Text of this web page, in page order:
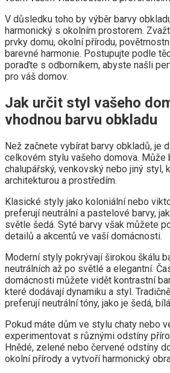
V důsledku toho by výběr barvy
harmonický s okolním prostorem.
prvky domu, okolní přírodu,
barevné harmonie. Postupujte podle
poraďte s odborníkem, abyste našli
pro váš domov.
Jak určit styl vašeho
vhodnou barvu obkladu
Než začnete vybírat barvy obkladů, je
celkovém stylu vašeho domova. Může
chalupářský, venkovský nebo jiný styl,
architekturou a prostředím.
Klasické styly jako koloniální nebo
preferují neutrální a pastelové barvy,
světle šedá. Syté barvy však můžete
detailů a akcentů ve vaší domácnosti.
Moderní styly pokrývají širokou škálu
neutrálních až po světlé a elegantní.
domácnosti můžete vidět kontrastní
které dodávají dynamiku a styl.
preferují neutrální tóny, jako je šedá,
Pokud máte dům ve stylu chaty nebo
experimentovat s různými odstíny
Hnědé, zelené nebo červené odstíny
okolní přírody a vytvoří harmonický